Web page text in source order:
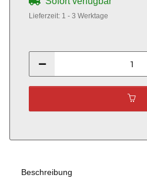
Lieferzeit: 1 - 3 Werktage
Beschreibung